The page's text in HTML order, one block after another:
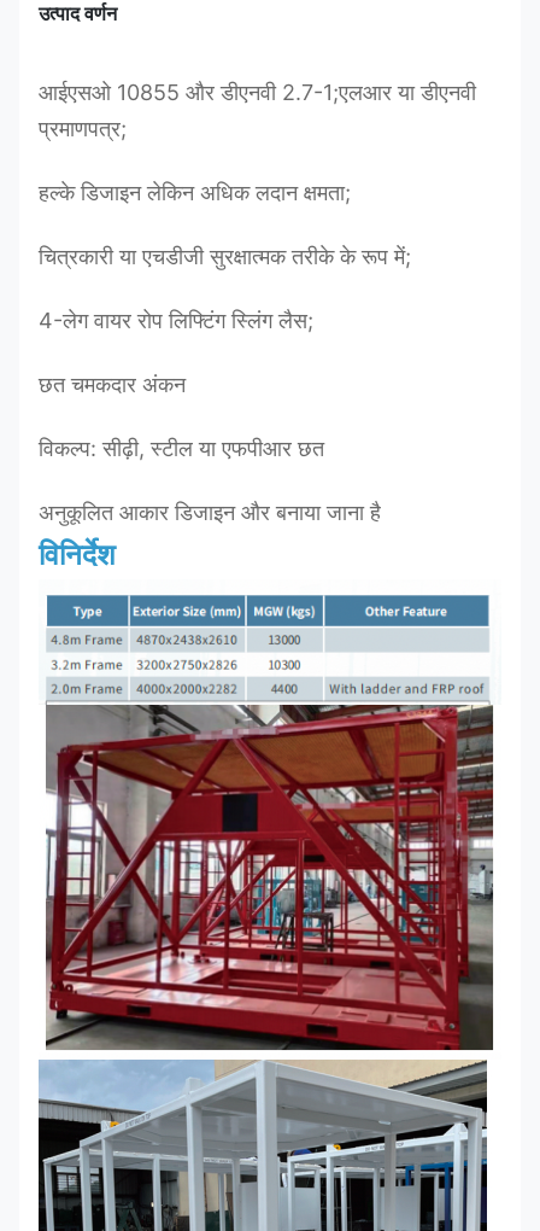
उत्पाद वर्णन
आईएसओ 10855 और डीएनवी 2.7-1;एलआर या डीएनवी
प्रमाणपत्र;
हल्के डिजाइन लेकिन अधिक लदान क्षमता;
चित्रकारी या एचडीजी सुरक्षात्मक तरीके के रूप में;
4-लेग वायर रोप लिफ्टिंग स्लिंग लैस;
छत चमकदार अंकन
विकल्प: सीढ़ी, स्टील या एफपीआर छत
अनुकूलित आकार डिजाइन और बनाया जाना है
विनिर्देश